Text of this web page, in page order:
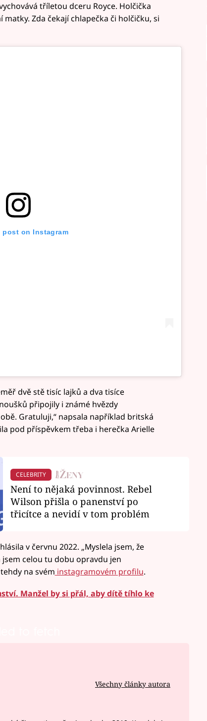
tříletou dceru Royce. Holčička
Zda čekají chlapečka či holčičku, si
post on Instagram
dvě stě tisíc lajků a dva tisíce
připojily i známé hvězdy
Gratuluji,“ napsala například britská
pod příspěvkem třeba i herečka Arielle
CELEBRITY
Není to nějaká povinnost. Rebel
Wilson přišla o panenství po
třicítce a nevidí v tom problém
v červnu 2022. „Myslela jsem, že
celou tu dobu opravdu jen
na svém instagramovém profilu.
Manžel by si přál, aby dítě tíhlo ke
Všechny články autora